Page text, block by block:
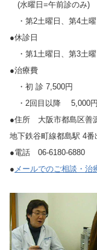
(水曜日=午前診のみ)
・第2土曜日、第4土
●休診日
・第1土曜日、第3土
●治療費
・初 診 7,500円
・2回目以降 5,000円
●住所 大阪市都島区善
地下鉄谷町線都島駅 4番
●電話 06-6180-6880
● メールでのご相談・治